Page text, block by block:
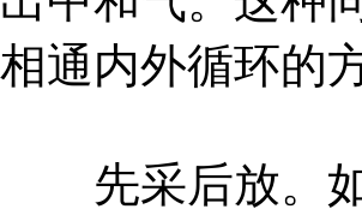
相通内外循环的
先采后放。如